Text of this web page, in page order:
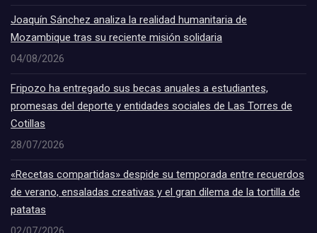
Joaquín Sánchez analiza la realidad humanitaria de
Mozambique tras su reciente misión solidaria
04/08/2026
Fripozo ha entregado sus becas anuales a estudiantes,
promesas del deporte y entidades sociales de Las Torres de
Cotillas
28/07/2026
«Recetas compartidas» despide su temporada entre recuerdos
de verano, ensaladas creativas y el gran dilema de la tortilla de
patatas